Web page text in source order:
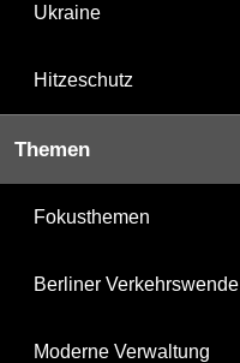
Ukraine
Hitzeschutz
Themen
Fokusthemen
Berliner Verkehrswende
Moderne Verwaltung